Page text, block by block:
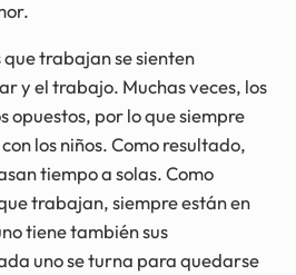
trabajan se sienten
y el trabajo. Muchas veces, los
opuestos, por lo que siempre
los niños. Como resultado,
tiempo a solas. Como
trabajan, siempre están en
tiene también sus
uno se turna para quedarse